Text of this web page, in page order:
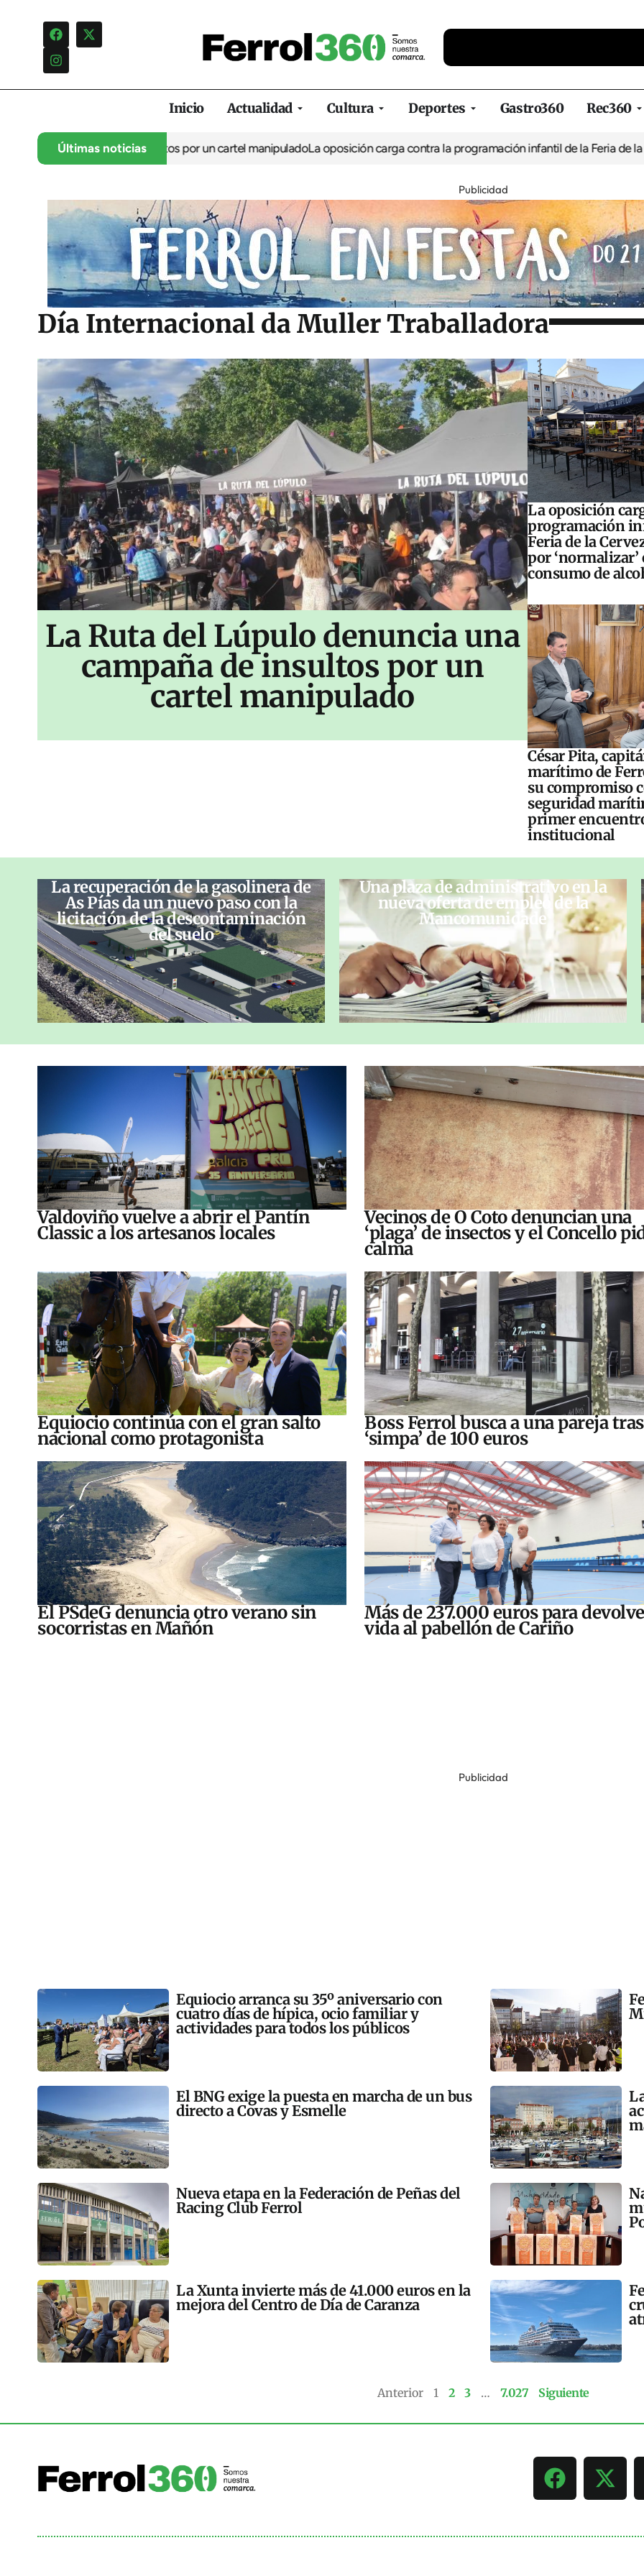
Inicio Actualidad Cultura Deportes Gastro360 Rec360
Últimas noticias
campaña de insultos por un cartel manipuladoLa oposición carga contra la programación infantil de la Feria de la Cerveza de
Publicidad
Día Internacional da Muller Traballadora
La Ruta del Lúpulo denuncia una
campaña de insultos por un
cartel manipulado
La oposición
programación
Feria de la
por ‘normalizar’
consumo de
César Pita,
marítimo de
su compromiso
seguridad
primer
institucional
La recuperación de la gasolinera de
As Pías da un nuevo paso con la
licitación de la descontaminación
del suelo
Una plaza de administrativo en la
nueva oferta de empleo de la
Mancomunidade
Valdoviño vuelve a abrir el Pantín
Classic a los artesanos locales
Vecinos de O Coto denuncian una
‘plaga’ de insectos y el Concello
calma
Equiocio continúa con el gran salto
nacional como protagonista
Boss Ferrol busca a una pareja
‘simpa’ de 100 euros
El PSdeG denuncia otro verano sin
socorristas en Mañón
Más de 237.000 euros para
vida al pabellón de Cariño
Publicidad
Equiocio arranca su 35º aniversario con
cuatro días de hípica, ocio familiar y
actividades para todos los públicos
El BNG exige la puesta en marcha de un bus
directo a Covas y Esmelle
Nueva etapa en la Federación de Peñas del
Racing Club Ferrol
La Xunta invierte más de 41.000 euros en la
mejora del Centro de Día de Caranza
Anterior 1 2 3 … 7.027 Siguiente